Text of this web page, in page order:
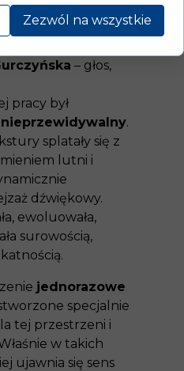
– bas,
– głos,
pracy był
.
splatały się z
lutni i
dźwiękowy.
ewoluowała,
surowością,
jednorazowe
specjalnie
tej przestrzeni i
w takich
ujawnia się sens
Zezwól na wszystkie